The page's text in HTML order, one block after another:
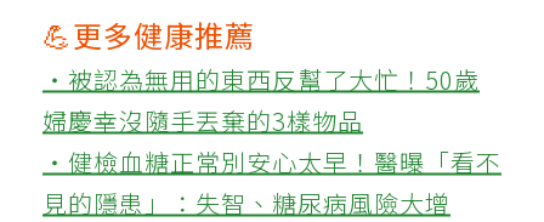
💪更多健康推薦
‧被認為無用的東西反幫了大忙！50歲
婦慶幸沒隨手丟棄的3樣物品
‧健檢血糖正常別安心太早！醫曝「看不
見的隱患」：失智、糖尿病風險大增